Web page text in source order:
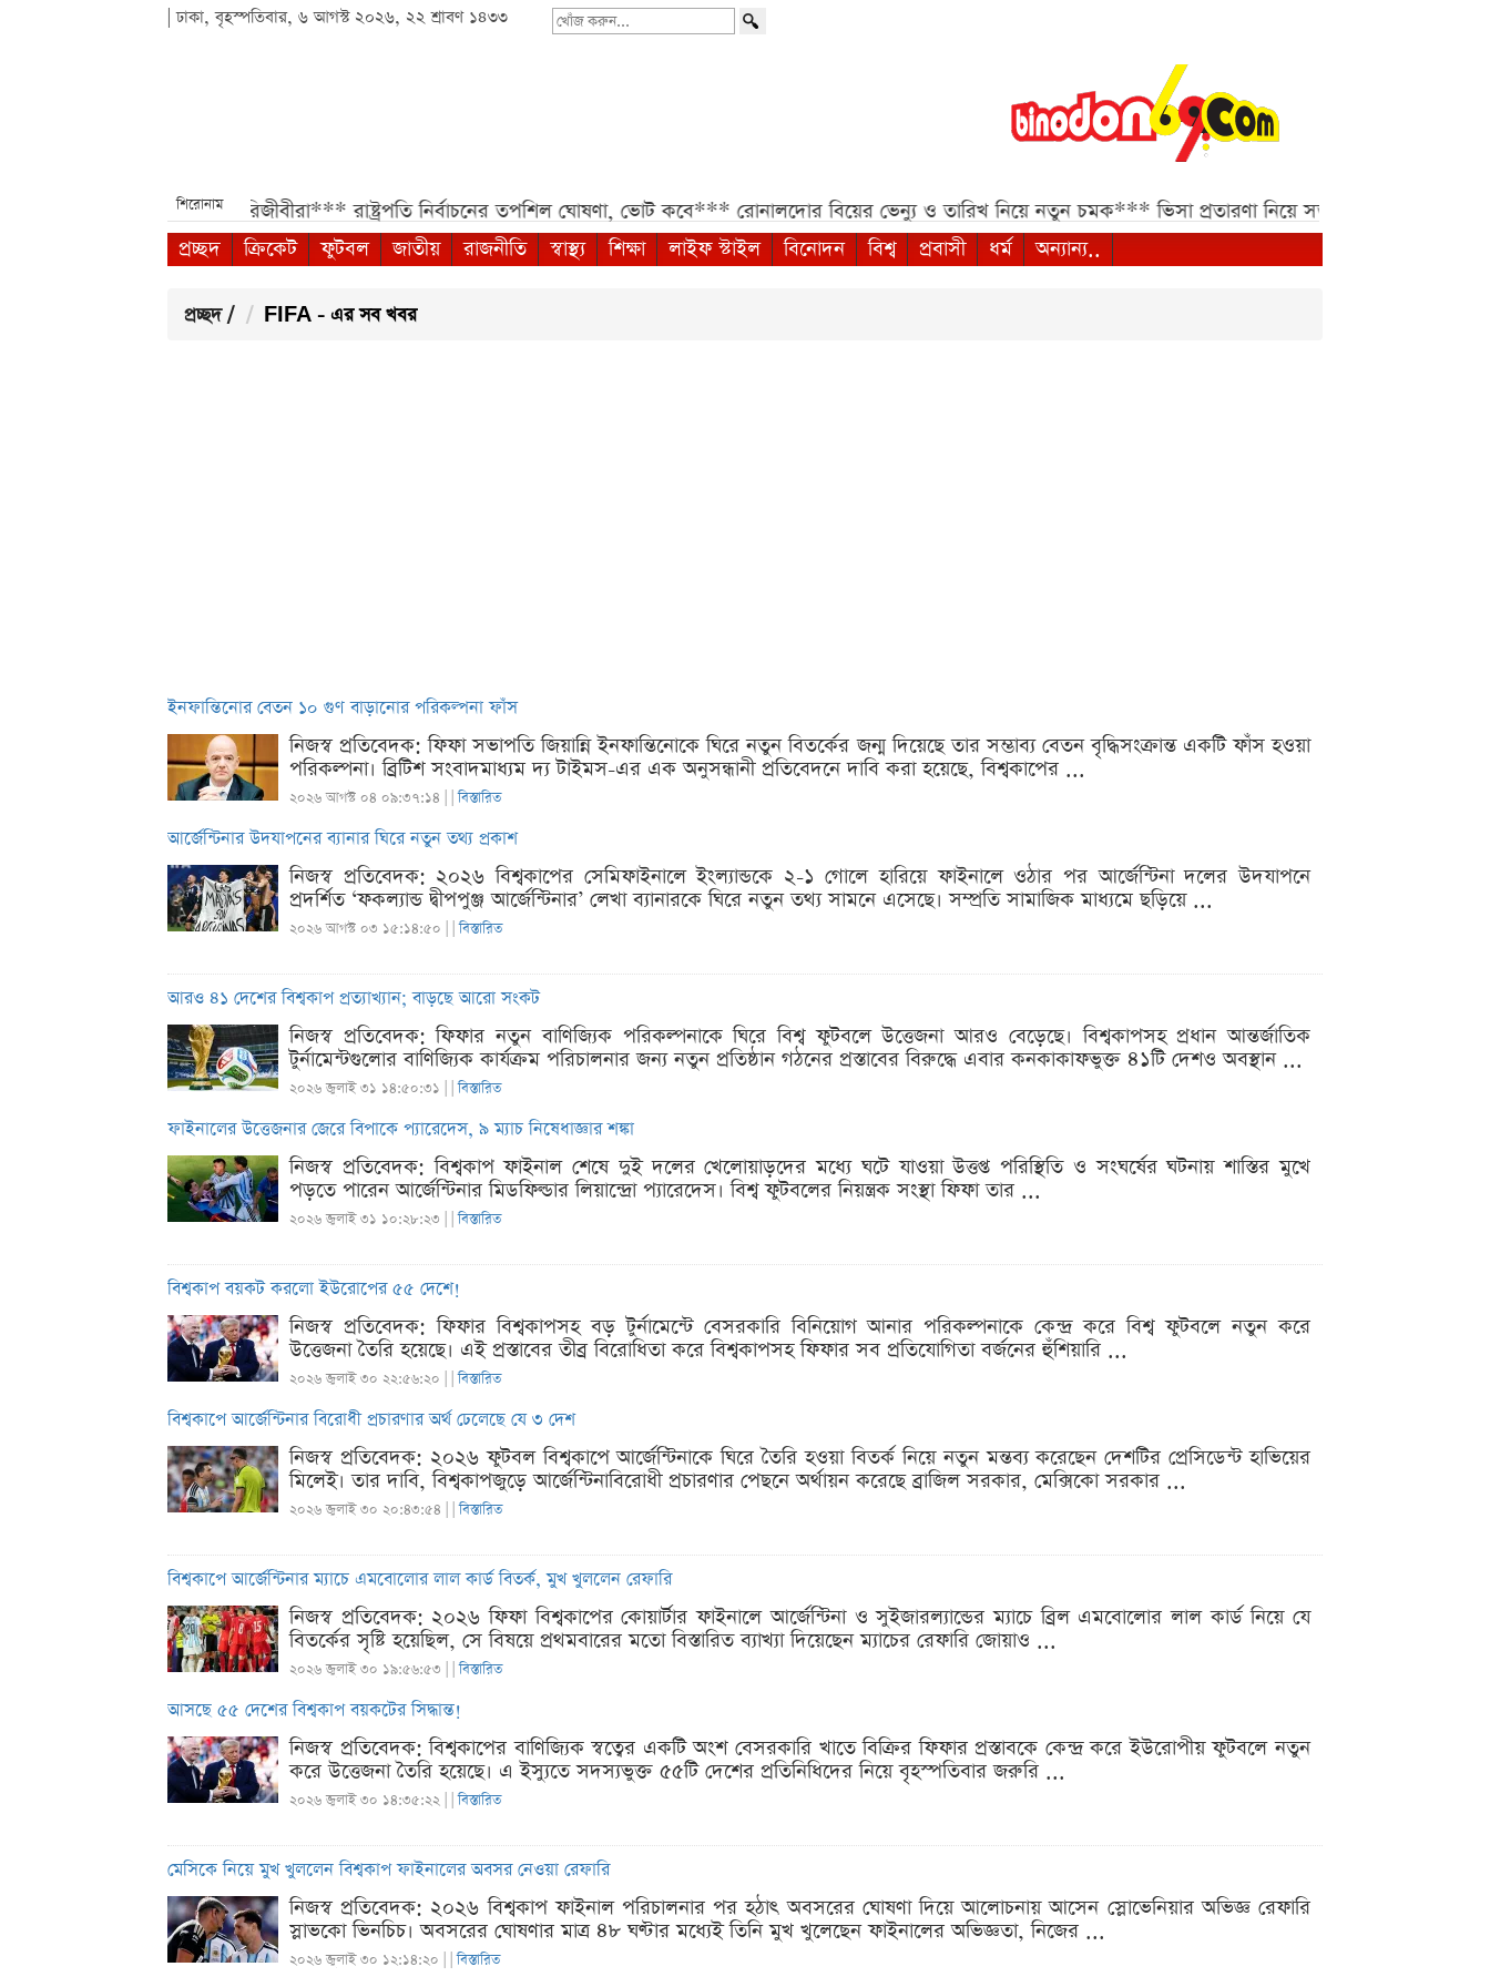
| ঢাকা, বৃহস্পতিবার, ৬ আগস্ট ২০২৬, ২২ শ্রাবণ ১৪৩৩
খোঁজ
শিরোনাম
পাবেন সরকারি চাকরিজীবীরা*** রাষ্ট্রপতি নির্বাচনের তপশিল ঘোষণা, ভোট কবে*** রোনালদোর বিয়ের ভেন্যু ও তারিখ নিয়ে নতুন চমক*** ভিসা প্রতারণা নিয়ে সতর্কবার্তা ভারতীয়
প্রচ্ছদ
ক্রিকেট ফুটবল জাতীয় রাজনীতি স্বাস্থ্য শিক্ষা লাইফ স্টাইল বিনোদন বিশ্ব প্রবাসী ধর্ম অন্যান্য..
প্রচ্ছদ / FIFA - এর সব খবর
ইনফান্তিনোর বেতন ১০ গুণ বাড়ানোর পরিকল্পনা ফাঁস
নিজস্ব প্রতিবেদক: ফিফা সভাপতি জিয়ান্নি ইনফান্তিনোকে ঘিরে নতুন বিতর্কের জন্ম দিয়েছে তার সম্ভাব্য বেতন বৃদ্ধিসংক্রান্ত একটি ফাঁস হওয়া
পরিকল্পনা। ব্রিটিশ সংবাদমাধ্যম দ্য টাইমস-এর এক অনুসন্ধানী প্রতিবেদনে দাবি করা হয়েছে, বিশ্বকাপের ...
২০২৬ আগস্ট ০৪ ০৯:৩৭:১৪ | |বিস্তারিত
আর্জেন্টিনার উদযাপনের ব্যানার ঘিরে নতুন তথ্য প্রকাশ
নিজস্ব প্রতিবেদক: ২০২৬ বিশ্বকাপের সেমিফাইনালে ইংল্যান্ডকে ২-১ গোলে হারিয়ে ফাইনালে ওঠার পর আর্জেন্টিনা দলের উদযাপনে
প্রদর্শিত ‘ফকল্যান্ড দ্বীপপুঞ্জ আর্জেন্টিনার’ লেখা ব্যানারকে ঘিরে নতুন তথ্য সামনে এসেছে। সম্প্রতি সামাজিক মাধ্যমে ছড়িয়ে ...
২০২৬ আগস্ট ০৩ ১৫:১৪:৫০ | |বিস্তারিত
আরও ৪১ দেশের বিশ্বকাপ প্রত্যাখ্যান; বাড়ছে আরো সংকট
নিজস্ব প্রতিবেদক: ফিফার নতুন বাণিজ্যিক পরিকল্পনাকে ঘিরে বিশ্ব ফুটবলে উত্তেজনা আরও বেড়েছে। বিশ্বকাপসহ প্রধান আন্তর্জাতিক
টুর্নামেন্টগুলোর বাণিজ্যিক কার্যক্রম পরিচালনার জন্য নতুন প্রতিষ্ঠান গঠনের প্রস্তাবের বিরুদ্ধে এবার কনকাকাফভুক্ত ৪১টি দেশও অবস্থান ...
২০২৬ জুলাই ৩১ ১৪:৫০:৩১ | |বিস্তারিত
ফাইনালের উত্তেজনার জেরে বিপাকে প্যারেদেস, ৯ ম্যাচ নিষেধাজ্ঞার শঙ্কা
নিজস্ব প্রতিবেদক: বিশ্বকাপ ফাইনাল শেষে দুই দলের খেলোয়াড়দের মধ্যে ঘটে যাওয়া উত্তপ্ত পরিস্থিতি ও সংঘর্ষের ঘটনায় শাস্তির মুখে
পড়তে পারেন আর্জেন্টিনার মিডফিল্ডার লিয়ান্দ্রো প্যারেদেস। বিশ্ব ফুটবলের নিয়ন্ত্রক সংস্থা ফিফা তার ...
২০২৬ জুলাই ৩১ ১০:২৮:২৩ | |বিস্তারিত
বিশ্বকাপ বয়কট করলো ইউরোপের ৫৫ দেশে!
নিজস্ব প্রতিবেদক: ফিফার বিশ্বকাপসহ বড় টুর্নামেন্টে বেসরকারি বিনিয়োগ আনার পরিকল্পনাকে কেন্দ্র করে বিশ্ব ফুটবলে নতুন করে
উত্তেজনা তৈরি হয়েছে। এই প্রস্তাবের তীব্র বিরোধিতা করে বিশ্বকাপসহ ফিফার সব প্রতিযোগিতা বর্জনের হুঁশিয়ারি ...
২০২৬ জুলাই ৩০ ২২:৫৬:২০ | |বিস্তারিত
বিশ্বকাপে আর্জেন্টিনার বিরোধী প্রচারণার অর্থ ঢেলেছে যে ৩ দেশ
নিজস্ব প্রতিবেদক: ২০২৬ ফুটবল বিশ্বকাপে আর্জেন্টিনাকে ঘিরে তৈরি হওয়া বিতর্ক নিয়ে নতুন মন্তব্য করেছেন দেশটির প্রেসিডেন্ট হাভিয়ের
মিলেই। তার দাবি, বিশ্বকাপজুড়ে আর্জেন্টিনাবিরোধী প্রচারণার পেছনে অর্থায়ন করেছে ব্রাজিল সরকার, মেক্সিকো সরকার ...
২০২৬ জুলাই ৩০ ২০:৪৩:৫৪ | |বিস্তারিত
বিশ্বকাপে আর্জেন্টিনার ম্যাচে এমবোলোর লাল কার্ড বিতর্ক, মুখ খুললেন রেফারি
নিজস্ব প্রতিবেদক: ২০২৬ ফিফা বিশ্বকাপের কোয়ার্টার ফাইনালে আর্জেন্টিনা ও সুইজারল্যান্ডের ম্যাচে ব্রিল এমবোলোর লাল কার্ড নিয়ে যে
বিতর্কের সৃষ্টি হয়েছিল, সে বিষয়ে প্রথমবারের মতো বিস্তারিত ব্যাখ্যা দিয়েছেন ম্যাচের রেফারি জোয়াও ...
২০২৬ জুলাই ৩০ ১৯:৫৬:৫৩ | |বিস্তারিত
আসছে ৫৫ দেশের বিশ্বকাপ বয়কটের সিদ্ধান্ত!
নিজস্ব প্রতিবেদক: বিশ্বকাপের বাণিজ্যিক স্বত্বের একটি অংশ বেসরকারি খাতে বিক্রির ফিফার প্রস্তাবকে কেন্দ্র করে ইউরোপীয় ফুটবলে নতুন
করে উত্তেজনা তৈরি হয়েছে। এ ইস্যুতে সদস্যভুক্ত ৫৫টি দেশের প্রতিনিধিদের নিয়ে বৃহস্পতিবার জরুরি ...
২০২৬ জুলাই ৩০ ১৪:৩৫:২২ | |বিস্তারিত
মেসিকে নিয়ে মুখ খুললেন বিশ্বকাপ ফাইনালের অবসর নেওয়া রেফারি
নিজস্ব প্রতিবেদক: ২০২৬ বিশ্বকাপ ফাইনাল পরিচালনার পর হঠাৎ অবসরের ঘোষণা দিয়ে আলোচনায় আসেন স্লোভেনিয়ার অভিজ্ঞ রেফারি
স্লাভকো ভিনচিচ। অবসরের ঘোষণার মাত্র ৪৮ ঘণ্টার মধ্যেই তিনি মুখ খুলেছেন ফাইনালের অভিজ্ঞতা, নিজের ...
২০২৬ জুলাই ৩০ ১২:১৪:২০ | |বিস্তারিত